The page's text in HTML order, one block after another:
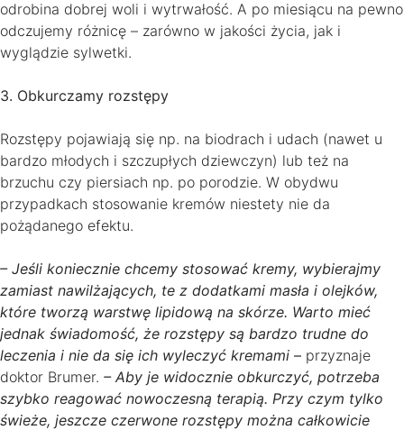
odrobina dobrej woli i wytrwałość. A po miesiącu na pewno
odczujemy różnicę – zarówno w jakości życia, jak i
wyglądzie sylwetki.
3. Obkurczamy rozstępy
Rozstępy pojawiają się np. na biodrach i udach (nawet u
bardzo młodych i szczupłych dziewczyn) lub też na
brzuchu czy piersiach np. po porodzie. W obydwu
przypadkach stosowanie kremów niestety nie da
pożądanego efektu.
– Jeśli koniecznie chcemy stosować kremy, wybierajmy
zamiast nawilżających, te z dodatkami masła i olejków,
które tworzą warstwę lipidową na skórze. Warto mieć
jednak świadomość, że rozstępy są bardzo trudne do
leczenia i nie da się ich wyleczyć kremami – przyznaje
doktor Brumer. – Aby je widocznie obkurczyć, potrzeba
szybko reagować nowoczesną terapią. Przy czym tylko
świeże, jeszcze czerwone rozstępy można całkowicie